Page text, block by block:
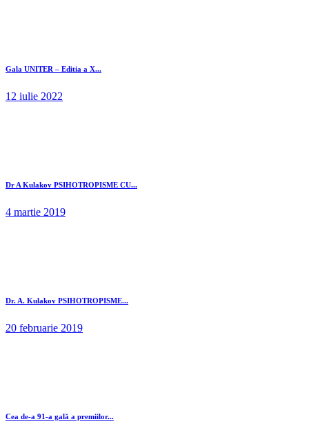
Gala UNITER – Editia a X...
12 iulie 2022
Dr A Kulakov PSIHOTROPISME CU...
4 martie 2019
Dr. A. Kulakov PSIHOTROPISME...
20 februarie 2019
Cea de-a 91-a gală a premiilor...